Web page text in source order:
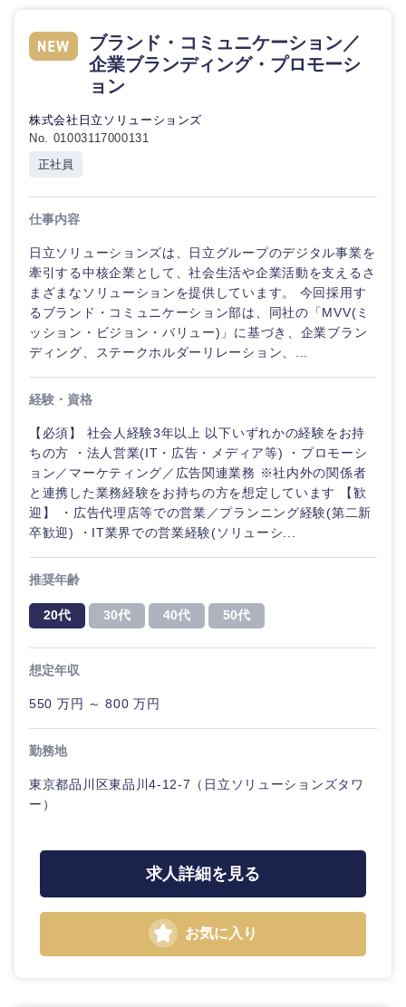
ブランド・コミュニケーション／
企業ブランディング・プロモーシ
ョン
株式会社日立ソリューションズ
No. 01003117000131
正社員
仕事内容
日立ソリューションズは、日立グループのデジタル事業を
牽引する中核企業として、社会生活や企業活動を支えるさ
まざまなソリューションを提供しています。 今回採用す
るブランド・コミュニケーション部は、同社の「MVV(ミ
ッション・ビジョン・バリュー)」に基づき、企業ブラン
ディング、ステークホルダーリレーション、...
経験・資格
【必須】 社会人経験3年以上 以下いずれかの経験をお持
ちの方 ・法人営業(IT・広告・メディア等) ・プロモーシ
ョン／マーケティング／広告関連業務 ※社内外の関係者
と連携した業務経験をお持ちの方を想定しています 【歓
迎】 ・広告代理店等での営業／プランニング経験(第二新
卒歓迎) ・IT業界での営業経験(ソリューシ...
推奨年齢
20代 30代 40代 50代
想定年収
550 万円 ～ 800 万円
勤務地
東京都品川区東品川4-12-7（日立ソリューションズタワ
ー）
求人詳細を見る
お気に入り